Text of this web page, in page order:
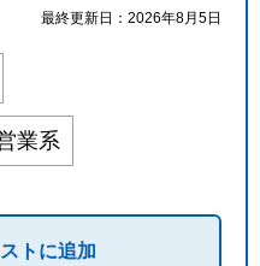
最終更新日：2026年8月5日
業系
トに追加